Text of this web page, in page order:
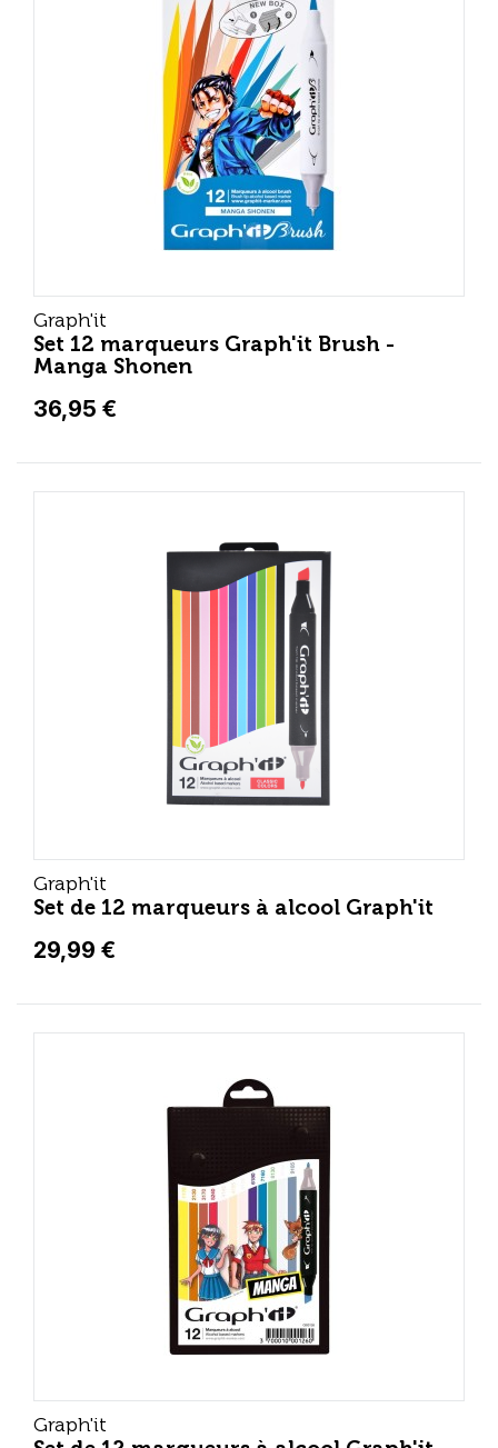
Graph'it
Set 12 marqueurs Graph'it Brush -
Manga Shonen
36,95 €
Graph'it
Set de 12 marqueurs à alcool Graph'it
29,99 €
Graph'it